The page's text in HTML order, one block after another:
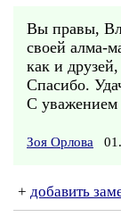
Вы правы,
своей алма-
как и
Спасибо.
С уважением
Зоя Орлова
+ добавить